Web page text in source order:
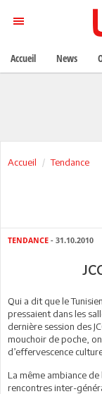
Accueil Tendance
TENDANCE - 31.10.2010
Qui a dit que le
pressaient dans les
dernière session des
mouchoir de poche,
d’effervescence
La même ambiance
rencontres inter-
Accueil News